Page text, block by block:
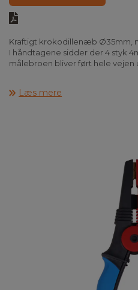
Kraftigt krokodillenæb Ø35mm,
I håndtagene sidder der 4 styk
målebroen bliver ført hele vejen
Læs mere